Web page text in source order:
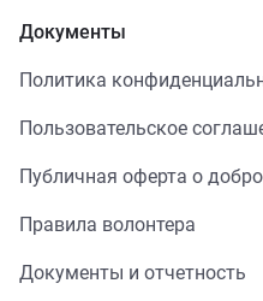
Документы
Политика
Пользовательское
Публичная оферта о
Правила волонтера
Документы и отчетность